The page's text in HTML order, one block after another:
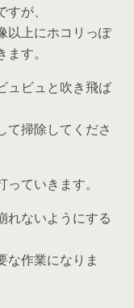
が、
以上にホコリっぽ
す。
ュビュと吹き飛ば
て掃除してくださ
ていきます。
れないようにする
な作業になりま